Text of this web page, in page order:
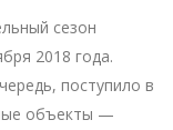
сезон
2018 года.
поступило в
объекты —